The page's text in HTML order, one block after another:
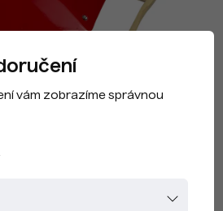
vám zobrazíme správnou